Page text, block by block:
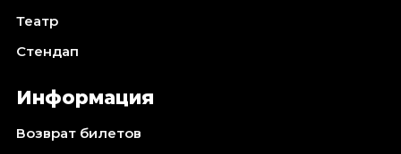
Театр
Стендап
Информация
Возврат билетов